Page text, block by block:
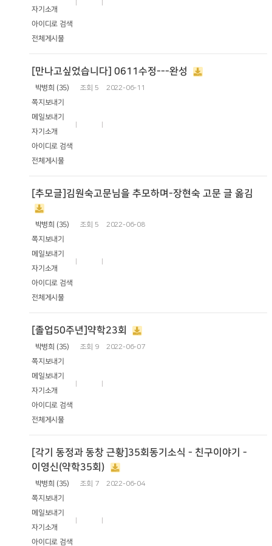
자기소개
아이디로 검색
전체게시물
[만나고싶었습니다] 0611수정---완성
박병희 (35)
쪽지보내기
메일보내기
자기소개
아이디로 검색
전체게시물
조회 5 2022-06-11
[추모글]김원숙고문님을 추모하며-장현숙 고문 글 옮김
박병희 (35)
쪽지보내기
메일보내기
자기소개
아이디로 검색
전체게시물
조회 5 2022-06-08
[졸업50주년]약학23회
박병희 (35)
쪽지보내기
메일보내기
자기소개
아이디로 검색
전체게시물
조회 9 2022-06-07
[각기 동정과 동창 근황]35회동기소식 - 친구이야기 -
이영신(약학35회)
박병희 (35)
쪽지보내기
메일보내기
자기소개
아이디로 검색
조회 7 2022-06-04